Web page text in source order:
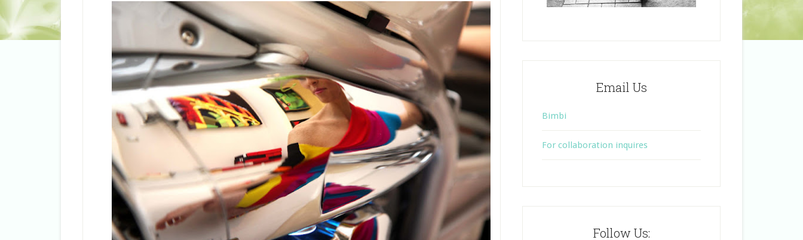
Email Us
Bimbi
For collaboration inquires
Follow Us: